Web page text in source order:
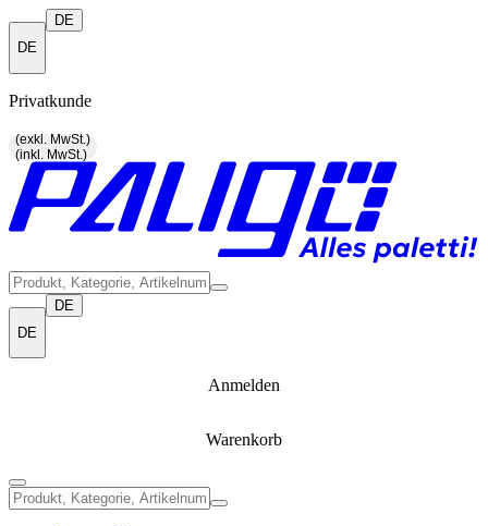
DE
DE
Privatkunde
(exkl. MwSt.)
(inkl. MwSt.)
DE
DE
Anmelden
Warenkorb